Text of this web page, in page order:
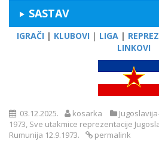
SASTAV
IGRAČI | KLUBOVI | LIGA |
LINKOVI
03.12.2025. kosarka
1973, Sve utakmice reprezentacije
Rumunija 12.9.1973.
permalink